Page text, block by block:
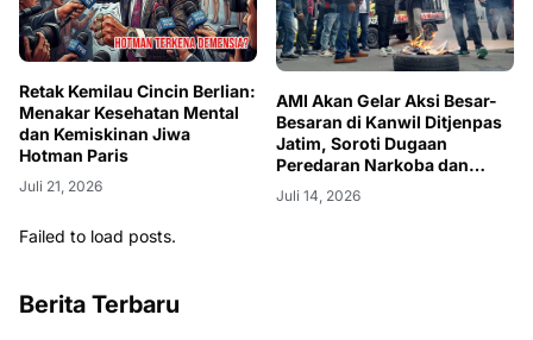
Retak Kemilau Cincin Berlian:
Menakar Kesehatan Mental
dan Kemiskinan Jiwa
Hotman Paris
Juli 21, 2026
AMI Akan Gelar Aksi Besar-
Besaran di Kanwil Ditjenpas
Jatim, Soroti Dugaan
Peredaran Narkoba dan
Kelalaian di Sejumlah Lapas
Juli 14, 2026
Failed to load posts.
Berita Terbaru